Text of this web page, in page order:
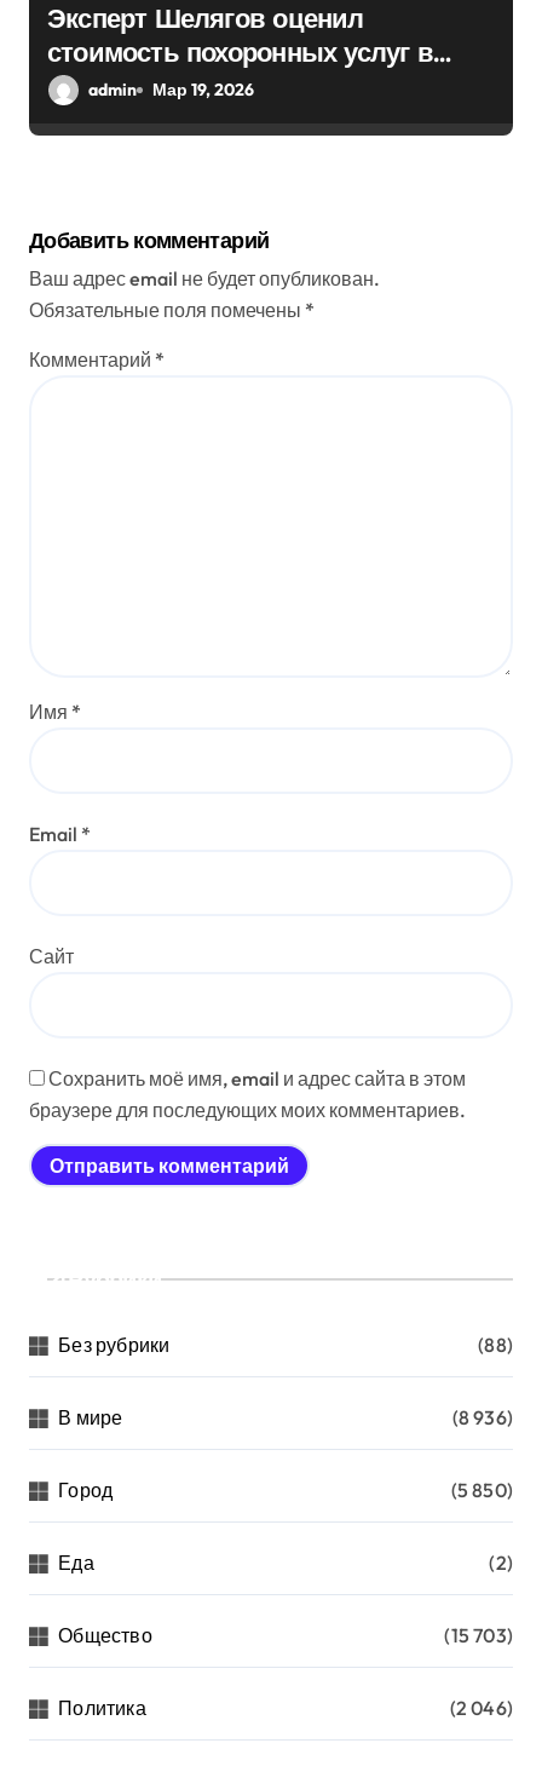
Эксперт Шелягов оценил
стоимость похоронных услуг в
России
admin Мар 19, 2026
Добавить комментарий
Ваш адрес email не будет опубликован.
Обязательные поля помечены *
Комментарий *
Имя *
Email *
Сайт
Сохранить моё имя, email и адрес сайта в этом
браузере для последующих моих комментариев.
Рубрики
Без рубрики (88)
В мире (8 936)
Город (5 850)
Еда (2)
Общество (15 703)
Политика (2 046)